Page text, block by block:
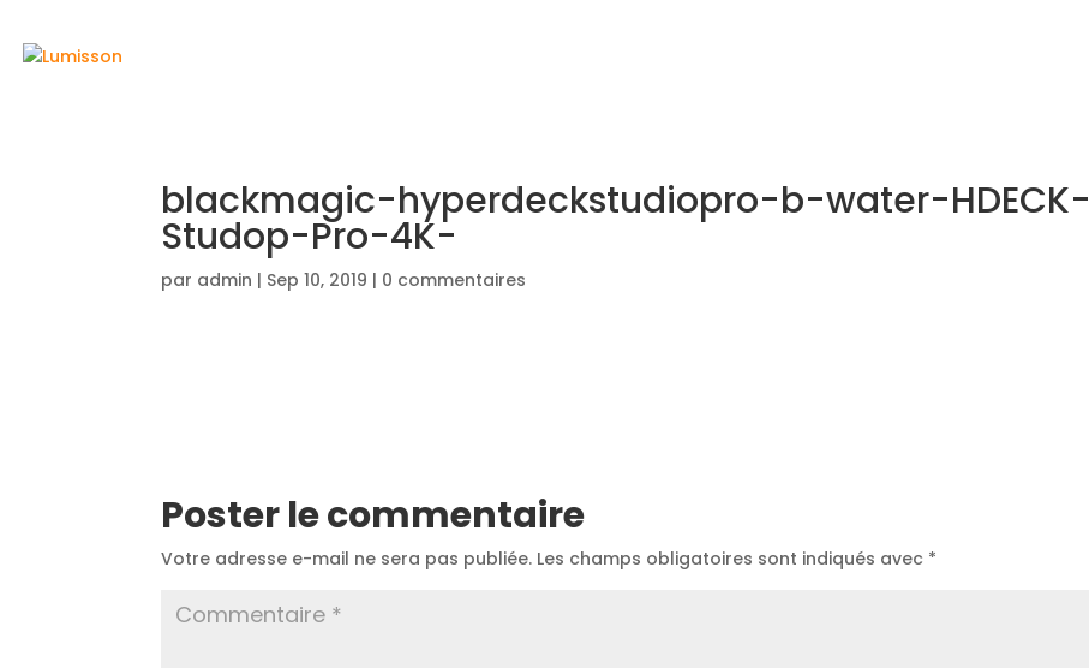
blackmagic-hyperdeckstudiopro-b-water-HDECK-
Studop-Pro-4K-
par admin | Sep 10, 2019 | 0 commentaires
Poster le commentaire
Votre adresse e-mail ne sera pas publiée. Les champs obligatoires sont indiqués avec *